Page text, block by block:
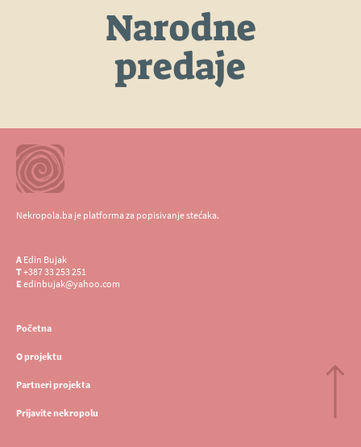
Narodne
Nekropola.ba je platforma za popisivanje stećaka.
A Edin Bujak
T+387 33 253 251
E edinbujak@yahoo.com
Početna
O projektu
Partneri projekta
Prijavite nekropolu